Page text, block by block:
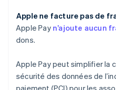
Apple ne facture pas de
Apple Pay n’ajoute aucun
dons.
Apple Pay peut simplifier la
sécurité des données de